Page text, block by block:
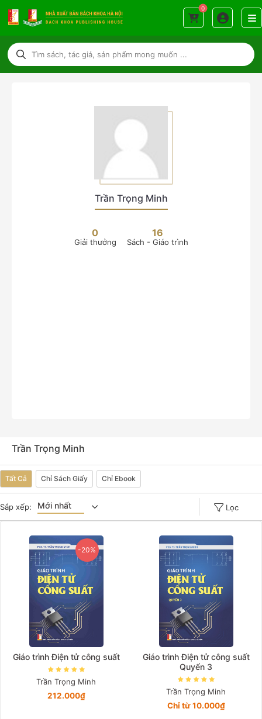
0
Trần Trọng Minh
0
Giải thưởng
16
Sách - Giáo trình
Trần Trọng Minh
Tất Cả Chỉ Sách Giấy Chỉ Ebook
Sắp xếp: Mới nhất Lọc
Giá thấp đần
Năm xuất bản
Mới nhất
-20%
Giáo trình Điện tử công suất
Trần Trọng Minh
212.000₫
Giáo trình Điện tử công suất
Quyển 3
Trần Trọng Minh
Chỉ từ 10.000₫